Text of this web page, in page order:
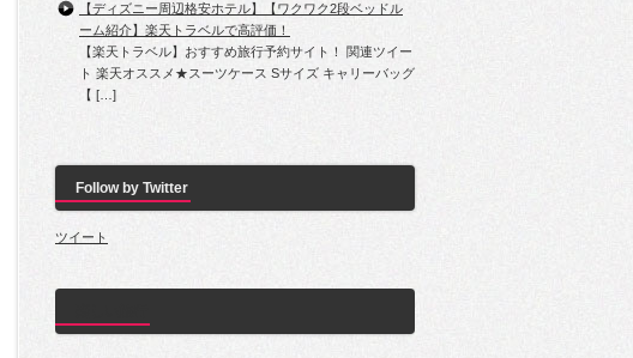
【ディズニー周辺格安ホテル】【ワクワク2段ベッドル
ーム紹介】楽天トラベルで高評価！
【楽天トラベル】おすすめ旅行予約サイト！ 関連ツイー
ト 楽天オススメ★スーツケース Sサイズ キャリーバッグ
【 […]
Follow by Twitter
ツイート